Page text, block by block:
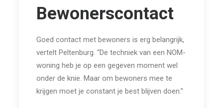
Bewonerscontact
Goed contact met bewoners is erg belangrijk,
vertelt Peltenburg. “De techniek van een NOM-
woning heb je op een gegeven moment wel
onder de knie. Maar om bewoners mee te
krijgen moet je constant je best blijven doen.”